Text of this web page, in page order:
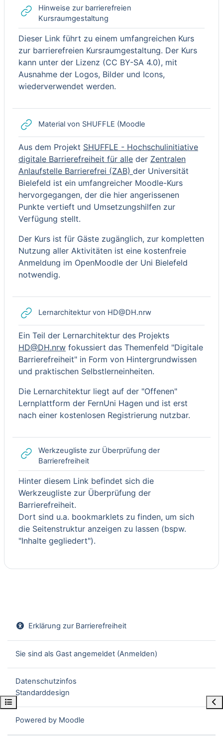
Kursindex öffnen
Hinweise zur barrierefreien
Kursraumgestaltung
Dieser Link führt zu einem umfangreichen Kurs
zur barrierefreien Kursraumgestaltung. Der Kurs
kann unter der Lizenz (CC BY-SA 4.0), mit
Ausnahme der Logos, Bilder und Icons,
wiederverwendet werden.
Material von SHUFFLE (Moodle
Aus dem Projekt SHUFFLE - Hochschulinitiative
digitale Barrierefreiheit für alle der Zentralen
Anlaufstelle Barrierefrei (ZAB) der Universität
Bielefeld ist ein umfangreicher Moodle-Kurs
hervorgegangen, der die hier angerissenen
Punkte vertieft und Umsetzungshilfen zur
Verfügung stellt.
Der Kurs ist für Gäste zugänglich, zur kompletten
Nutzung aller Aktivitäten ist eine kostenfreie
Anmeldung im OpenMoodle der Uni Bielefeld
notwendig.
Lernarchitektur von HD@DH.nrwLink/URL
Ein Teil der Lernarchitektur des Projekts
HD@DH.nrw fokussiert das Themenfeld "Digitale
Barrierefreiheit" in Form von Hintergrundwissen
und praktischen Selbstlerneinheiten.
Die Lernarchitektur liegt auf der "Offenen"
Lernplattform der FernUni Hagen und ist erst
nach einer kostenlosen Registrierung nutzbar.
Werkzeugliste zur Überprüfung der
BarrierefreiheitLink/URL
Hinter diesem Link befindet sich die
Werkzeugliste zur Überprüfung der
Barrierefreiheit.
Dort sind u.a. bookmarklets zu finden, um sich
die Seitenstruktur anzeigen zu lassen (bspw.
"Inhalte gegliedert").
Erklärung zur Barrierefreiheit
Sie sind als Gast angemeldet (Anmelden)
Datenschutzinfos
Standarddesign
Powered by Moodle